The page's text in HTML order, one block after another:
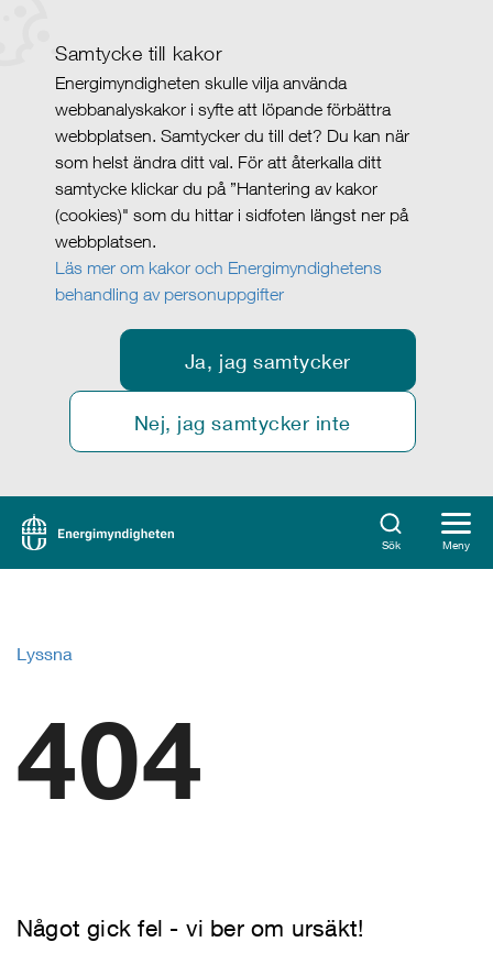
Samtycke till kakor
Energimyndigheten skulle vilja använda
webbanalyskakor i syfte att löpande förbättra
webbplatsen. Samtycker du till det? Du kan när
som helst ändra ditt val. För att återkalla ditt
samtycke klickar du på ”Hantering av kakor
(cookies)" som du hittar i sidfoten längst ner på
webbplatsen.
Läs mer om kakor och Energimyndighetens
behandling av personuppgifter
Ja, jag samtycker
Nej, jag samtycker inte
Sök Meny
Lyssna
404
Något gick fel - vi ber om ursäkt!